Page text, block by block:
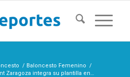
/ Baloncesto Femenino /
Zaragoza integra su plantilla en…